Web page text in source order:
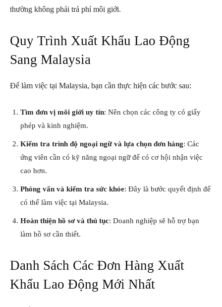
thường không phải trả phí môi giới.
Quy Trình Xuất Khẩu Lao Động
Sang Malaysia
Để làm việc tại Malaysia, bạn cần thực hiện các bước sau:
Tìm đơn vị môi giới uy tín: Nên chọn các công ty có giấy
phép và kinh nghiệm.
Kiểm tra trình độ ngoại ngữ và lựa chọn đơn hàng: Các
ứng viên cần có kỹ năng ngoại ngữ để có cơ hội nhận việc
cao hơn.
Phỏng vấn và kiểm tra sức khỏe: Đây là bước quyết định để
có thể làm việc tại Malaysia.
Hoàn thiện hồ sơ và thủ tục: Doanh nghiệp sẽ hỗ trợ bạn
làm hồ sơ cần thiết.
Danh Sách Các Đơn Hàng Xuất
Khẩu Lao Động Mới Nhất